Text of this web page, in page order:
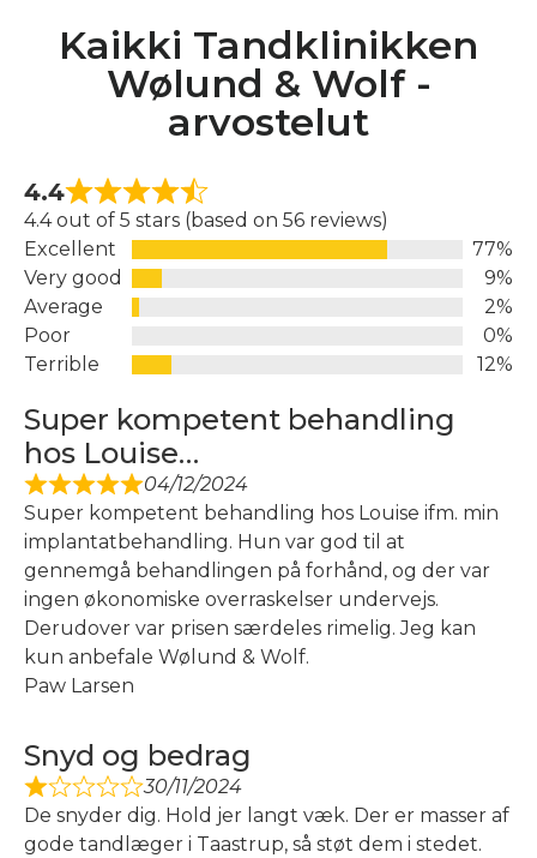
Kaikki Tandklinikken
Wølund & Wolf -
arvostelut
4.4
4.4 out of 5 stars (based on 56 reviews)
Excellent
77%
Very good
9%
Average
2%
Poor
0%
Terrible
12%
Super kompetent behandling
hos Louise…
04/12/2024
Super kompetent behandling hos Louise ifm. min
implantatbehandling. Hun var god til at
gennemgå behandlingen på forhånd, og der var
ingen økonomiske overraskelser undervejs.
Derudover var prisen særdeles rimelig. Jeg kan
kun anbefale Wølund & Wolf.
Paw Larsen
Snyd og bedrag
30/11/2024
De snyder dig. Hold jer langt væk. Der er masser af
gode tandlæger i Taastrup, så støt dem i stedet.